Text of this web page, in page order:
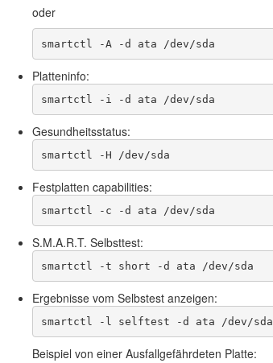
oder
smartctl -A -d ata /dev/sda
Platteninfo:
smartctl -i -d ata /dev/sda
Gesundheitsstatus:
smartctl -H /dev/sda
Festplatten capabilities:
smartctl -c -d ata /dev/sda
S.M.A.R.T. Selbsttest:
smartctl -t short -d ata /dev/sda
Ergebnisse vom Selbstest anzeigen:
smartctl -l selftest -d ata /dev/sda
Beispiel von einer Ausfallgefährdeten Platte: